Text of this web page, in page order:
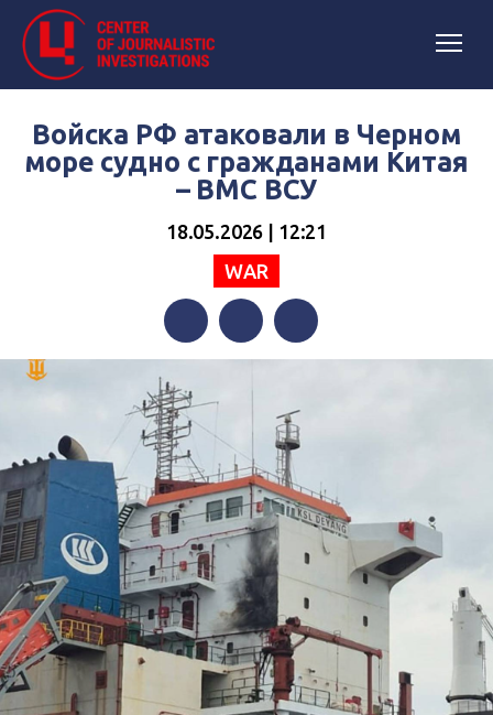
Войска РФ атаковали в Черном
море судно с гражданами Китая
– ВМС ВСУ
18.05.2026 | 12:21
WAR
FacebookTwitterTelegram